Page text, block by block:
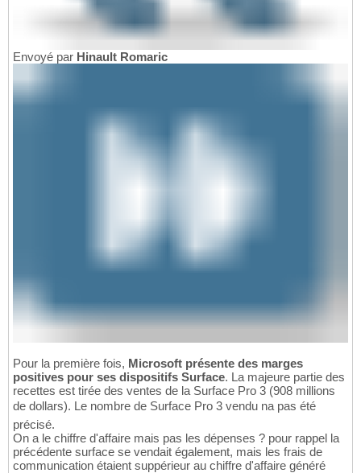
Envoyé par Hinault Romaric
Pour la première fois, Microsoft présente des marges
positives pour ses dispositifs Surface. La majeure partie des
recettes est tirée des ventes de la Surface Pro 3 (908 millions
de dollars). Le nombre de Surface Pro 3 vendu na pas été
précisé.
On a le chiffre d'affaire mais pas les dépenses ? pour rappel la
précédente surface se vendait également, mais les frais de
communication étaient suppérieur au chiffre d'affaire généré